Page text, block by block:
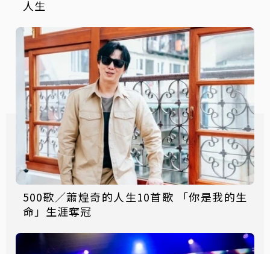
人生
500歌／蕭煌奇的人生10首歌 「你是我的生
命」生涯奪冠